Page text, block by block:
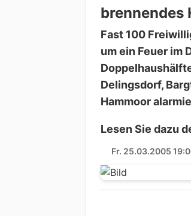
brennendes
Fast 100
um ein Feuer im
Delingsdorf,
Hammoor
Lesen Sie dazu
Fr. 25.03.2005